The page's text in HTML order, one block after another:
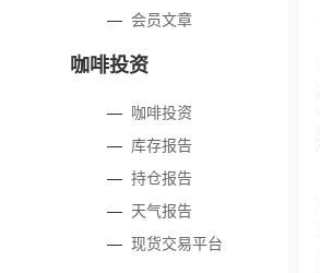
—会员文章
咖啡投资
— 咖啡投资
— 库存报告
—持仓报告
— 天气报告
—现货交易平台